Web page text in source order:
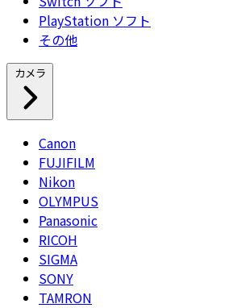
PlayStation ソフト
その他
カメラ
Canon
FUJIFILM
Nikon
OLYMPUS
Panasonic
RICOH
SIGMA
SONY
TAMRON